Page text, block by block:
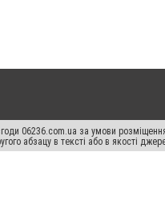
06236.com.ua за умови
абзацу в тексті або в якості